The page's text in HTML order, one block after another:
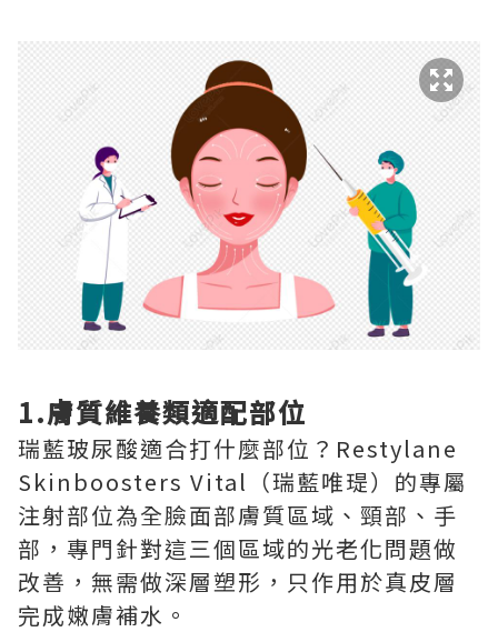
1.膚質維養類適配部位
瑞藍玻尿酸適合打什麼部位？Restylane
Skinboosters Vital（瑞藍唯瑅）的專屬
注射部位為全臉面部膚質區域、頸部、手
部，專門針對這三個區域的光老化問題做
改善，無需做深層塑形，只作用於真皮層
完成嫩膚補水。